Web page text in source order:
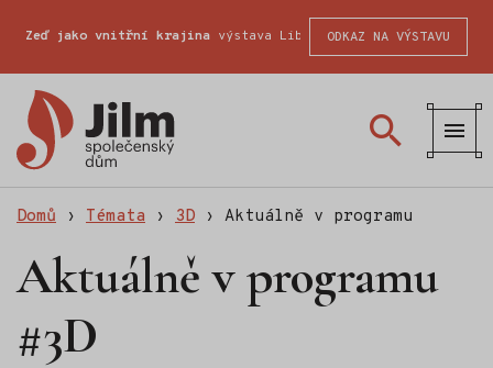
Zeď jako vnitřní krajina výstava Liberecké školy fotografické
ODKAZ NA VÝSTAVU
Domů › Témata › 3D › Aktuálně v programu
Aktuálně v programu
#3D